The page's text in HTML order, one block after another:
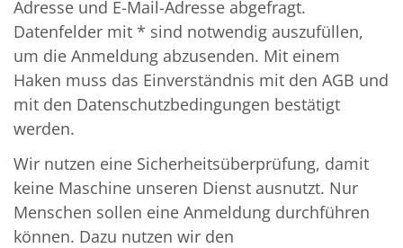
Adresse und E-Mail-Adresse abgefragt.
Datenfelder mit * sind notwendig auszufüllen,
um die Anmeldung abzusenden. Mit einem
Haken muss das Einverständnis mit den AGB und
mit den Datenschutzbedingungen bestätigt
werden.
Wir nutzen eine Sicherheitsüberprüfung, damit
keine Maschine unseren Dienst ausnutzt. Nur
Menschen sollen eine Anmeldung durchführen
können. Dazu nutzen wir den